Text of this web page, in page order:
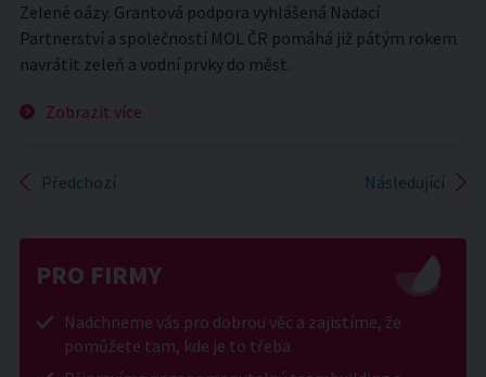
Zelené oázy. Grantová podpora vyhlášená Nadací
Partnerství a společností MOL ČR pomáhá již pátým rokem
navrátit zeleň a vodní prvky do měst.
Zobrazit více
Předchozí Následující
PRO FIRMY
Nadchneme vás pro dobrou věc a zajistíme, že
pomůžete tam, kde je to třeba